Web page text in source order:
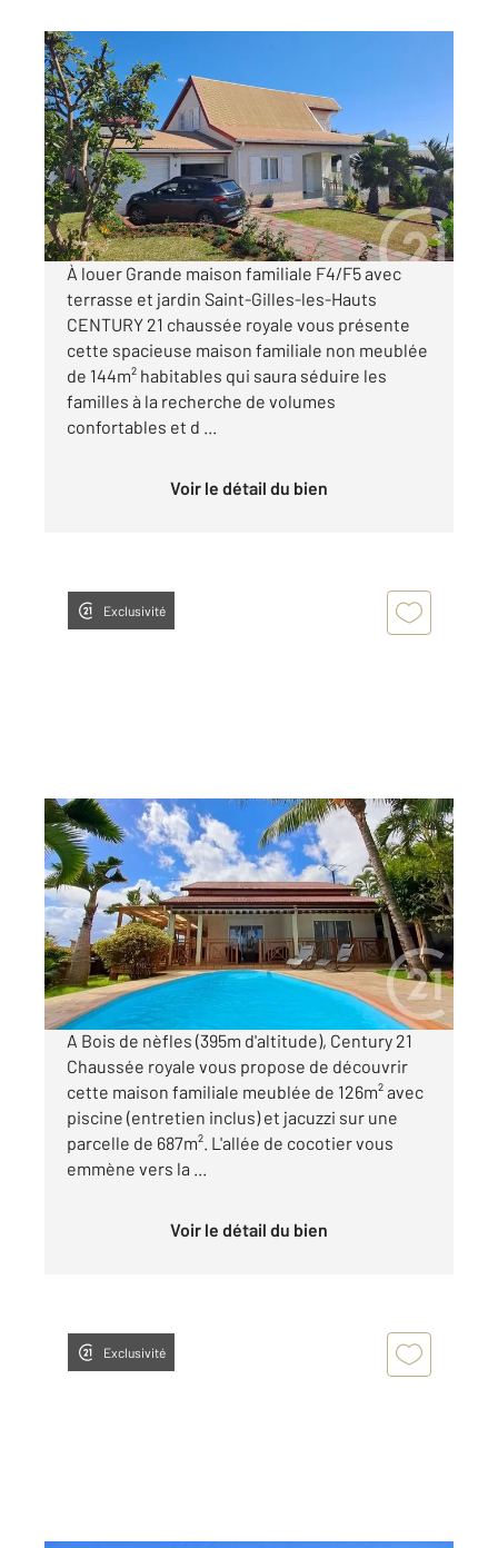
ST PAUL 974
144 m2, 6 pièces
Ref : 2169
Maison à louer
1 820 €
par mois charges comprises
À louer Grande maison familiale F4/F5 avec
terrasse et jardin Saint-Gilles-les-Hauts
CENTURY 21 chaussée royale vous présente
cette spacieuse maison familiale non meublée
de 144m² habitables qui saura séduire les
familles à la recherche de volumes
confortables et d ...
Voir le détail du bien
Exclusivité
ST PAUL 974
126,09 m
2, 5 pièces
Ref : 2142
Maison à louer
2 950 €
par mois charges comprises
A Bois de nèfles (395m d'altitude), Century 21
Chaussée royale vous propose de découvrir
cette maison familiale meublée de 126m² avec
piscine (entretien inclus) et jacuzzi sur une
parcelle de 687m². L'allée de cocotier vous
emmène vers la ...
Voir le détail du bien
Exclusivité